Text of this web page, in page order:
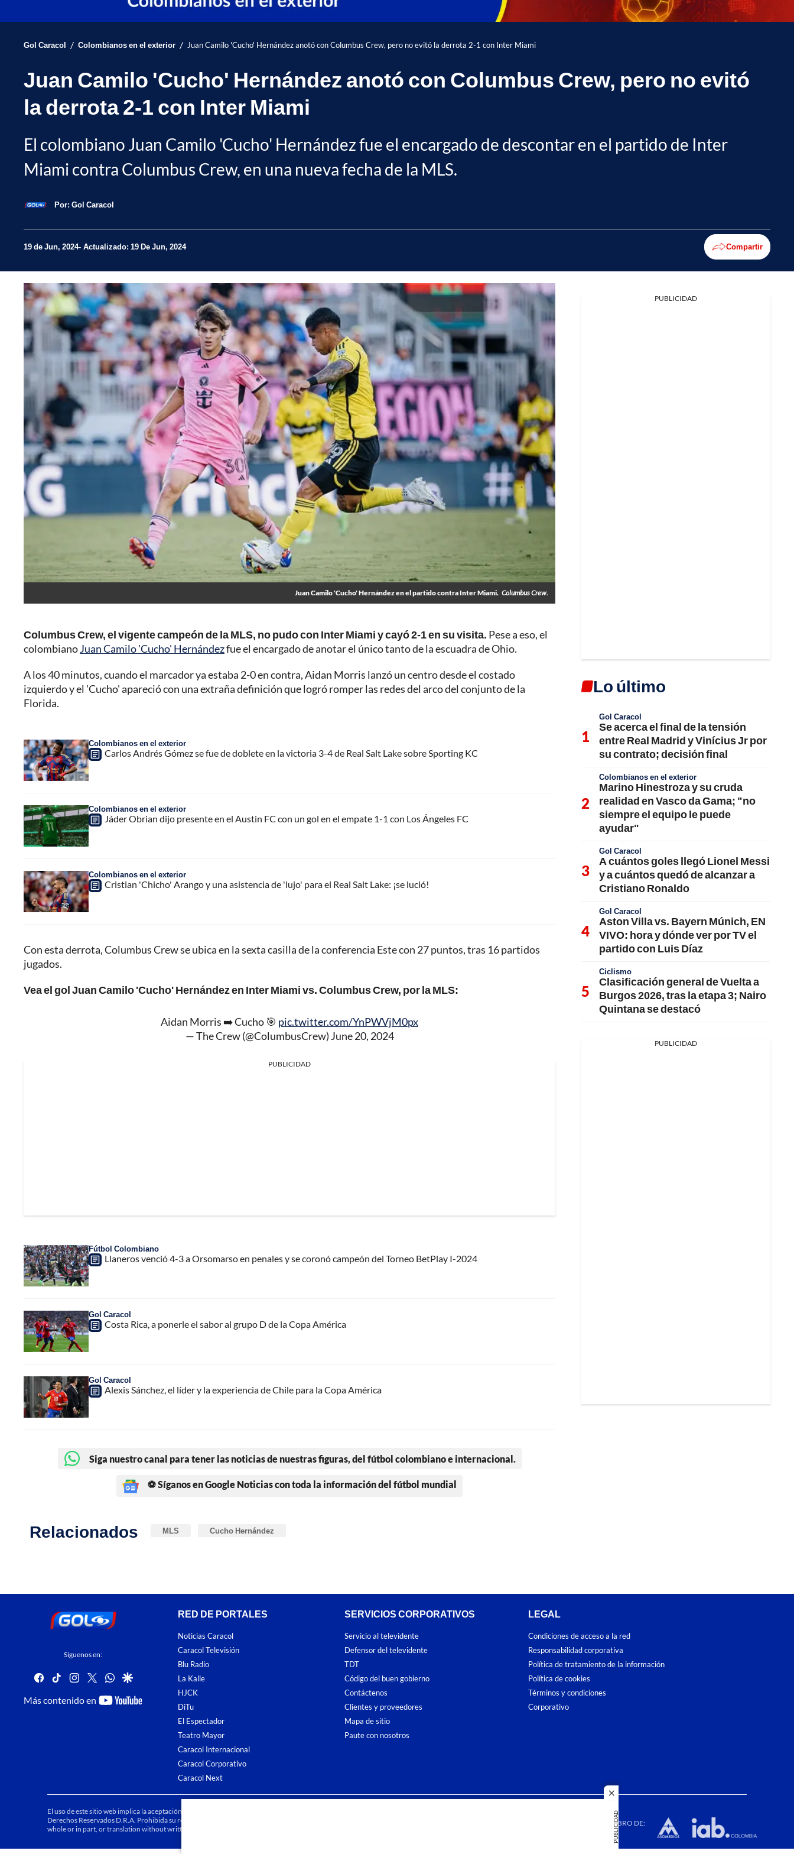
close
PUBLICIDAD
Gol Caracol / Colombianos en el exterior / Juan Camilo 'Cucho' Hernández anotó con Columbus Crew, pero no evitó la derrota 2-1 con Inter Miami
Juan Camilo 'Cucho' Hernández anotó con Columbus Crew, pero no evitó
la derrota 2-1 con Inter Miami
El colombiano Juan Camilo 'Cucho' Hernández fue el encargado de descontar en el partido de Inter
Miami contra Columbus Crew, en una nueva fecha de la MLS.
Por: Gol Caracol
19 de Jun, 2024 Actualizado: 19 De Jun, 2024 Compartir
Juan Camilo 'Cucho' Hernández en el partido contra Inter Miami. Columbus Crew.
Columbus Crew, el vigente campeón de la MLS, no pudo con Inter Miami y cayó 2-1 en su visita. Pese a eso, el
colombianoJuan Camilo 'Cucho' Hernándezfue el encargado de anotar el único tanto de la escuadra de Ohio.
A los 40 minutos, cuando el marcador ya estaba 2-0 en contra, Aidan Morris lanzó un centro desde el costado
izquierdo y el 'Cucho' apareció con una extraña definición que logró romper las redes del arco del conjunto de la
Florida.
Colombianos en el exterior
Carlos Andrés Gómez se fue de doblete en la victoria 3-4 de Real Salt Lake sobre Sporting KC
Colombianos en el exterior
Jáder Obrian dijo presente en el Austin FC con un gol en el empate 1-1 con Los Ángeles FC
Colombianos en el exterior
Cristian 'Chicho' Arango y una asistencia de 'lujo' para el Real Salt Lake: ¡se lució!
Con esta derrota, Columbus Crew se ubica en la sexta casilla de la conferencia Este con 27 puntos, tras 16 partidos
jugados.
Vea el gol Juan Camilo 'Cucho' Hernández en Inter Miami vs. Columbus Crew, por la MLS:
Aidan Morris ➡️ Cucho 🎯 pic.twitter.com/YnPWVjM0px
— The Crew (@ColumbusCrew) June 20, 2024
PUBLICIDAD
Fútbol Colombiano
Llaneros venció 4-3 a Orsomarso en penales y se coronó campeón del Torneo BetPlay I-2024
Gol Caracol
Costa Rica, a ponerle el sabor al grupo D de la Copa América
Gol Caracol
Alexis Sánchez, el líder y la experiencia de Chile para la Copa América
Siga nuestro canal para tener las noticias de nuestras figuras, del fútbol colombiano e internacional.
⚽ Síganos en Google Noticias con toda la información del fútbol mundial
Relacionados MLS Cucho Hernández
PUBLICIDAD
Lo último
Gol Caracol
Se acerca el final de la tensión
entre Real Madrid y Vinícius Jr por
su contrato; decisión final
Colombianos en el exterior
Marino Hinestroza y su cruda
realidad en Vasco da Gama; "no
siempre el equipo le puede
ayudar"
Gol Caracol
A cuántos goles llegó Lionel Messi
y a cuántos quedó de alcanzar a
Cristiano Ronaldo
Gol Caracol
Aston Villa vs. Bayern Múnich, EN
VIVO: hora y dónde ver por TV el
partido con Luis Díaz
Ciclismo
Clasificación general de Vuelta a
Burgos 2026, tras la etapa 3; Nairo
Quintana se destacó
PUBLICIDAD
Síguenos en:
facebook
tiktokinstagram
twitterwhatsapp
google
Más contenido en
youtube-
RED DE PORTALES
Noticias Caracol
Caracol Televisión
Blu Radio
La Kalle
HJCK
DiTu
El Espectador
Teatro Mayor
Caracol Internacional
Caracol Corporativo
Caracol Next
SERVICIOS CORPORATIVOS
Servicio al televidente
Defensor del televidente
TDT
Código del buen gobierno
Contáctenos
Clientes y proveedores
Mapa de sitio
Paute con nosotros
LEGAL
Condiciones de acceso a la red
Responsabilidad corporativa
Política de tratamiento de la información
Política de cookies
Términos y condiciones
Corporativo
El uso de este sitio web implica la aceptación de los
Derechos Reservados D.R.A. Prohibida su reproducción total o parcial, así como su traducción a cualquier idioma sin autorización escrita de su titular. Reproduction in
whole or in part, or translation without written permission is prohibited. All rights reserved 2025.
MIEMBRO DE: